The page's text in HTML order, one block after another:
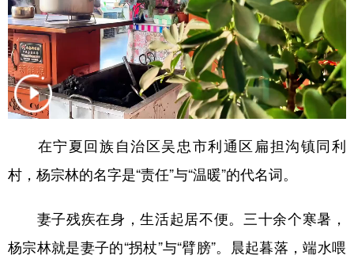
在宁夏回族自治区吴忠市利通区扁担沟镇同利
村，杨宗林的名字是“责任”与“温暖”的代名词。
妻子残疾在身，生活起居不便。三十余个寒暑，
杨宗林就是妻子的“拐杖”与“臂膀”。晨起暮落，端水喂